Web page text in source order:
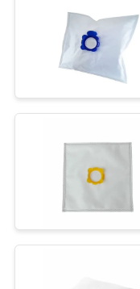
SITEMAP
POLICY